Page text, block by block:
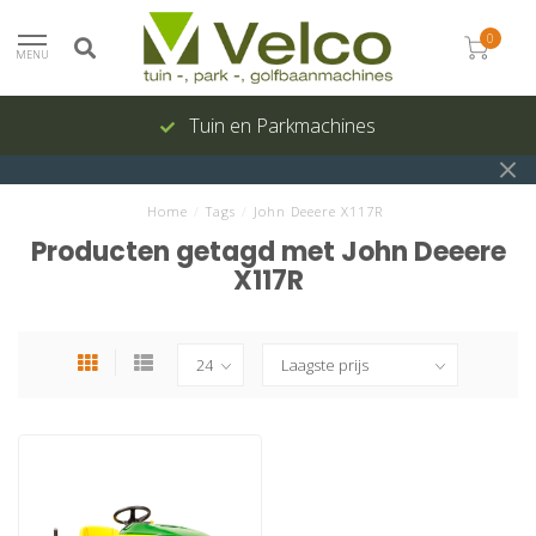
MENU
0
Tuin en Parkmachines
Home Tags John Deeere X117R
Producten getagd met John Deeere
X117R